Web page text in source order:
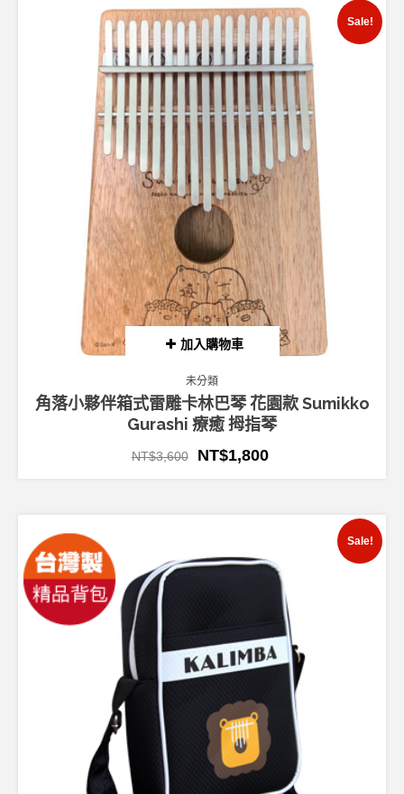
加入購物車
Sale!
未分類
角落小夥伴箱式雷雕卡林巴琴 花園款 Sumikko
Gurashi 療癒 拇指琴
NT$3,600 NT$1,800
Sale!